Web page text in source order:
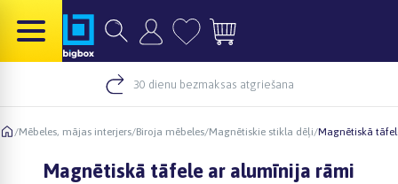
30 dienu bezmaksas atgriešana
/Mēbeles, mājas interjers/Biroja mēbeles/Magnētiskie stikla dēļi/Magnētiskā
Magnētiskā tāfele ar alumīnija rāmi